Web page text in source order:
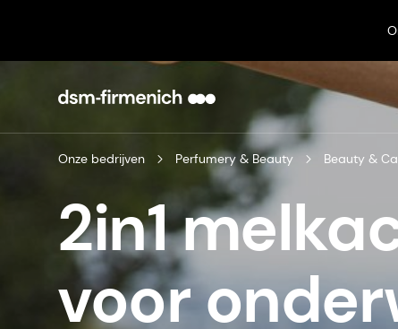
Onze bedrijven Perfumery & Beauty Beauty &
2in1
voor